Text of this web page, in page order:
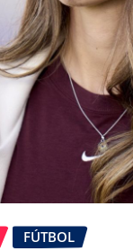
FÚTBOL